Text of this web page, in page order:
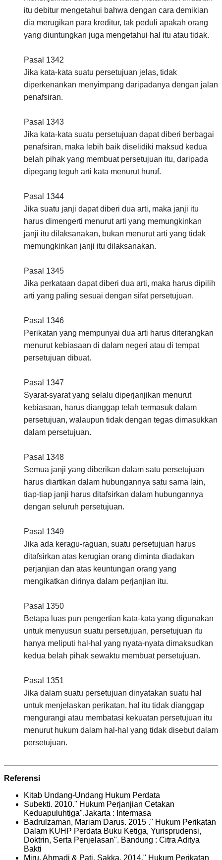
itu debitur mengetahui bahwa dengan cara demikian
dia merugikan para kreditur, tak peduli apakah orang
yang diuntungkan juga mengetahui hal itu atau tidak.
Pasal 1342
Jika kata-kata suatu persetujuan jelas, tidak
diperkenankan menyimpang daripadanya dengan jalan
penafsiran.
Pasal 1343
Jika kata-kata suatu persetujuan dapat diberi berbagai
penafsiran, maka lebih baik diselidiki maksud kedua
belah pihak yang membuat persetujuan itu, daripada
dipegang teguh arti kata menurut huruf.
Pasal 1344
Jika suatu janji dapat diberi dua arti, maka janji itu
harus dimengerti menurut arti yang memungkinkan
janji itu dilaksanakan, bukan menurut arti yang tidak
memungkinkan janji itu dilaksanakan.
Pasal 1345
Jika perkataan dapat diberi dua arti, maka harus dipilih
arti yang paling sesuai dengan sifat persetujuan.
Pasal 1346
Perikatan yang mempunyai dua arti harus diterangkan
menurut kebiasaan di dalam negeri atau di tempat
persetujuan dibuat.
Pasal 1347
Syarat-syarat yang selalu diperjanjikan menurut
kebiasaan, harus dianggap telah termasuk dalam
persetujuan, walaupun tidak dengan tegas dimasukkan
dalam persetujuan.
Pasal 1348
Semua janji yang diberikan dalam satu persetujuan
harus diartikan dalam hubungannya satu sama lain,
tiap-tiap janji harus ditafsirkan dalam hubungannya
dengan seluruh persetujuan.
Pasal 1349
Jika ada keragu-raguan, suatu persetujuan harus
ditafsirkan atas kerugian orang diminta diadakan
perjanjian dan atas keuntungan orang yang
mengikatkan dirinya dalam perjanjian itu.
Pasal 1350
Betapa luas pun pengertian kata-kata yang digunakan
untuk menyusun suatu persetujuan, persetujuan itu
hanya meliputi hal-hal yang nyata-nyata dimaksudkan
kedua belah pihak sewaktu membuat persetujuan.
Pasal 1351
Jika dalam suatu persetujuan dinyatakan suatu hal
untuk menjelaskan perikatan, hal itu tidak dianggap
mengurangi atau membatasi kekuatan persetujuan itu
menurut hukum dalam hal-hal yang tidak disebut dalam
persetujuan.
Referensi
Kitab Undang-Undang Hukum Perdata
Subekti. 2010." Hukum Perjanjian Cetakan
Keduapuluhtiga".Jakarta : Intermasa
Badrulzaman, Mariam Darus. 2015 ." Hukum Perikatan
Dalam KUHP Perdata Buku Ketiga, Yurisprudensi,
Doktrin, Serta Penjelasan". Bandung : Citra Aditya
Bakti
Miru, Ahmadi & Pati, Sakka. 2014." Hukum Perikatan